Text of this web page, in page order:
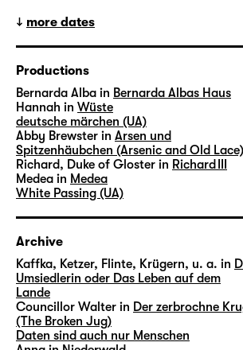
more dates
Productions
Bernarda Alba in Bernarda Albas Haus
Hannah in Wüste
deutsche märchen (UA)
Abby Brewster in Arsen und
Spitzenhäubchen (Arsenic and Old Lace)
Richard, Duke of Gloster in Richard III
Medea in Medea
White Passing (UA)
Archive
Kaffka, Ketzer, Flinte, Krügern, u. a. in
Umsiedlerin oder Das Leben auf dem
Lande
Councillor Walter in Der zerbrochne
(The Broken Jug)
Daten sind auch nur Menschen